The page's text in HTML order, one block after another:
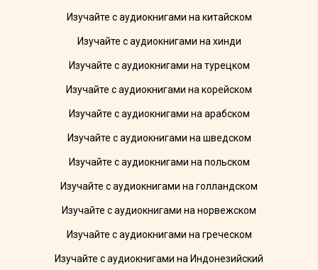
Изучайте с аудиокнигами на китайском
Изучайте с аудиокнигами на хинди
Изучайте с аудиокнигами на турецком
Изучайте с аудиокнигами на корейском
Изучайте с аудиокнигами на арабском
Изучайте с аудиокнигами на шведском
Изучайте с аудиокнигами на польском
Изучайте с аудиокнигами на голландском
Изучайте с аудиокнигами на норвежском
Изучайте с аудиокнигами на греческом
Изучайте с аудиокнигами на Индонезийский